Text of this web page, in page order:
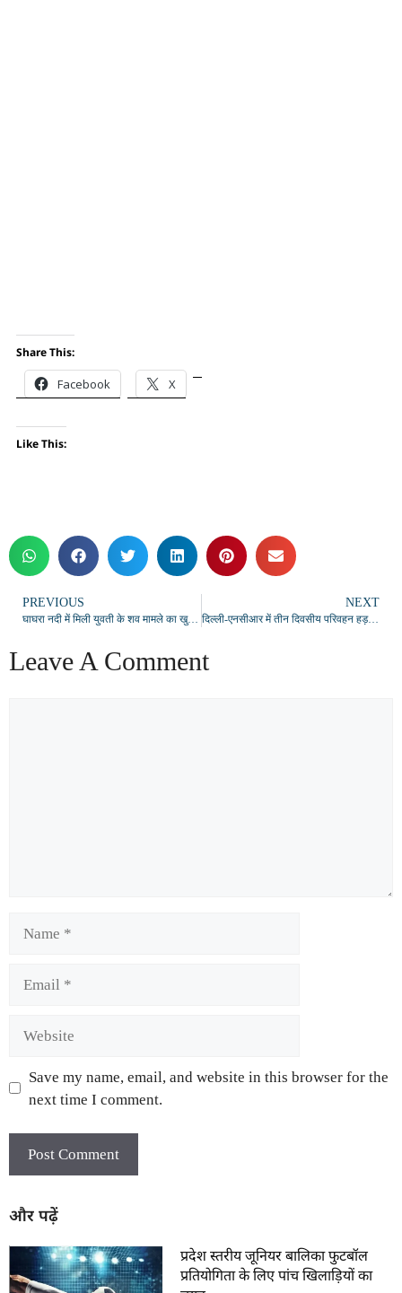
Share This:
Facebook X
Like This:
PREVIOUS
घाघरा नदी में मिली युवती के शव मामले का खुलासा, आत्महत्या के दुष्प्रेरण में 4 आरोपी गिरफ्तार
NEXT
दिल्ली-एनसीआर में तीन दिवसीय परिवहन हड़ताल, यात्रियों की बढ़ी परेशानी
Leave A Comment
Save my name, email, and website in this browser for the
next time I comment.
और पढ़ें
प्रदेश स्तरीय जूनियर बालिका फुटबॉल
प्रतियोगिता के लिए पांच खिलाड़ियों का